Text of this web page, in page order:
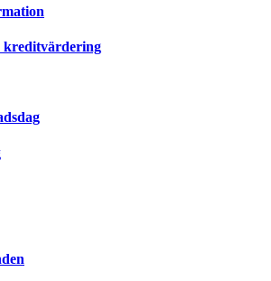
kreditvärdering